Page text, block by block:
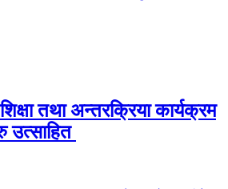
तथा अन्तरक्रिया कार्यक्रम
उत्साहित